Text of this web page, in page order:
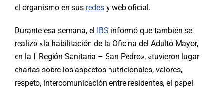
el organismo en sus redes y web oficial.
Durante esa semana, el IBS informó que también se
realizó «la habilitación de la Oficina del Adulto Mayor,
en la II Región Sanitaria – San Pedro», «tuvieron lugar
charlas sobre los aspectos nutricionales, valores,
respeto, intercomunicación entre residentes, el papel